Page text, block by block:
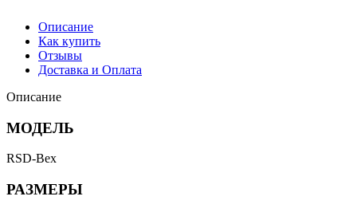
Описание
Как купить
Отзывы
Доставка и Оплата
Описание
МОДЕЛЬ
RSD-Bex
РАЗМЕРЫ